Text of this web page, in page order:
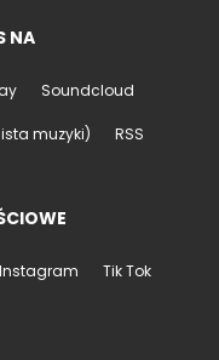
NA
Soundcloud
muzyki) RSS
Instagram Tik Tok